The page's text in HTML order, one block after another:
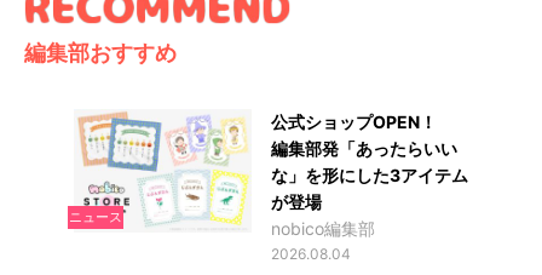
編集部おすすめ
ニュース
公式ショップOPEN！
編集部発「あったらいい
な」を形にした3アイテム
が登場
nobico編集部
2026.08.04